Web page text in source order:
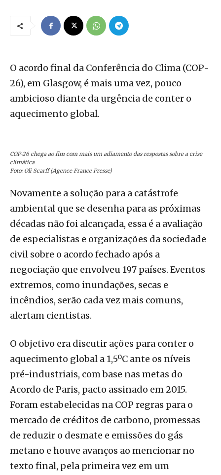
O acordo final da Conferência do Clima (COP-
26), em Glasgow, é mais uma vez, pouco
ambicioso diante da urgência de conter o
aquecimento global.
COP-26 chega ao fim com mais um adiamento das respostas sobre a crise
climática
Foto: Oli Scarff (Agence France Presse)
Novamente a solução para a catástrofe
ambiental que se desenha para as próximas
décadas não foi alcançada, essa é a avaliação
de especialistas e organizações da sociedade
civil sobre o acordo fechado após a
negociação que envolveu 197 países. Eventos
extremos, como inundações, secas e
incêndios, serão cada vez mais comuns,
alertam cientistas.
O objetivo era discutir ações para conter o
aquecimento global a 1,5ºC ante os níveis
pré-industriais, com base nas metas do
Acordo de Paris, pacto assinado em 2015.
Foram estabelecidas na COP regras para o
mercado de créditos de carbono, promessas
de reduzir o desmate e emissões do gás
metano e houve avanços ao mencionar no
texto final, pela primeira vez em um